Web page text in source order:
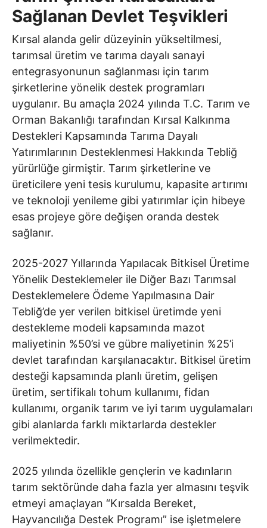
Sağlanan Devlet Teşvikleri
Kırsal alanda gelir düzeyinin yükseltilmesi,
tarımsal üretim ve tarıma dayalı sanayi
entegrasyonunun sağlanması için tarım
şirketlerine yönelik destek programları
uygulanır. Bu amaçla 2024 yılında T.C. Tarım ve
Orman Bakanlığı tarafından Kırsal Kalkınma
Destekleri Kapsamında Tarıma Dayalı
Yatırımlarının Desteklenmesi Hakkında Tebliğ
yürürlüğe girmiştir. Tarım şirketlerine ve
üreticilere yeni tesis kurulumu, kapasite artırımı
ve teknoloji yenileme gibi yatırımlar için hibeye
esas projeye göre değişen oranda destek
sağlanır.
2025-2027 Yıllarında Yapılacak Bitkisel Üretime
Yönelik Desteklemeler ile Diğer Bazı Tarımsal
Desteklemelere Ödeme Yapılmasına Dair
Tebliğ’de yer verilen bitkisel üretimde yeni
destekleme modeli kapsamında mazot
maliyetinin %50’si ve gübre maliyetinin %25’i
devlet tarafından karşılanacaktır. Bitkisel üretim
desteği kapsamında planlı üretim, gelişen
üretim, sertifikalı tohum kullanımı, fidan
kullanımı, organik tarım ve iyi tarım uygulamaları
gibi alanlarda farklı miktarlarda destekler
verilmektedir.
2025 yılında özellikle gençlerin ve kadınların
tarım sektöründe daha fazla yer almasını teşvik
etmeyi amaçlayan “Kırsalda Bereket,
Hayvancılığa Destek Programı” ise işletmelere